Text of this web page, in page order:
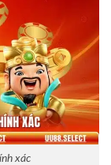
xác